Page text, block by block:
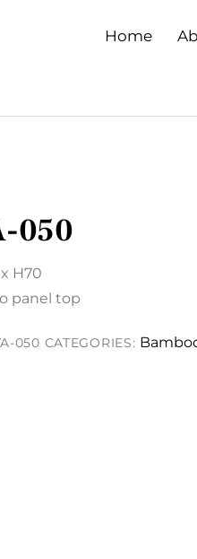
Home
050
H70
panel top
050 CATEGORIES: